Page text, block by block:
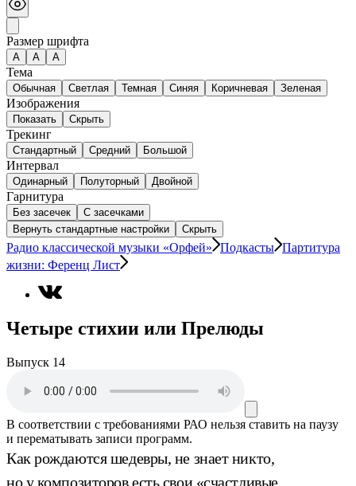
Размер шрифта
А A A
Тема
Обычная Светлая Темная Синяя Коричневая Зеленая
Изображения
Показать Скрыть
Трекинг
Стандартный Средний Большой
Интервал
Одинарный Полуторный Двойной
Гарнитура
Без засечек
С засечками
Вернуть стандартные настройки
Скрыть
Радио классической музыки «Орфей» Подкасты Партитура
жизни: Ференц Лист
Четыре стихии или Прелюды
Выпуск 14
В соответствии с требованиями РАО нельзя ставить на паузу
и перематывать записи программ.
Как рождаются шедевры, не знает никто,
но у композиторов есть свои «счастливые